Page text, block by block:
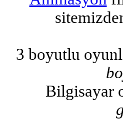
3 boyutlu
Bilgisayar